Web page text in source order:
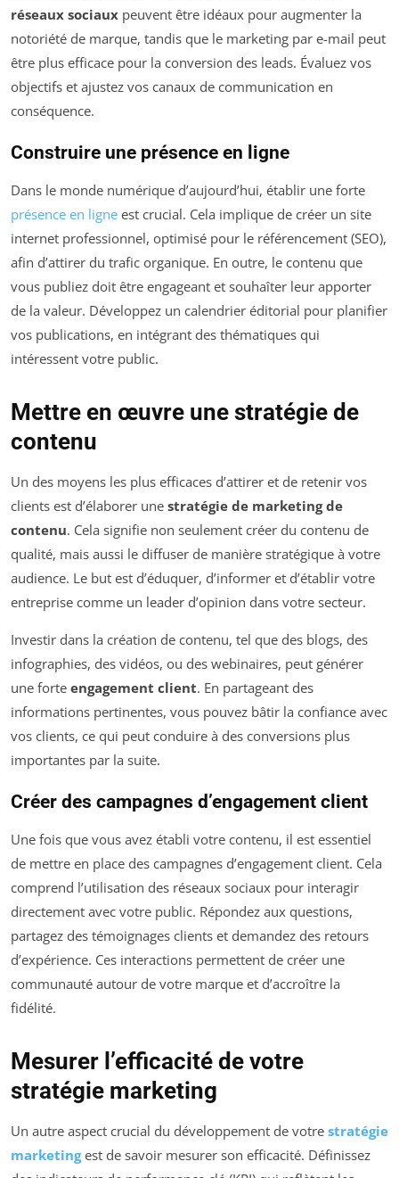
réseaux sociaux peuvent être idéaux pour augmenter la
notoriété de marque, tandis que le marketing par e-mail peut
être plus efficace pour la conversion des leads. Évaluez vos
objectifs et ajustez vos canaux de communication en
conséquence.
Construire une présence en ligne
Dans le monde numérique d’aujourd’hui, établir une forte
présence en ligne est crucial. Cela implique de créer un site
internet professionnel, optimisé pour le référencement (SEO),
afin d’attirer du trafic organique. En outre, le contenu que
vous publiez doit être engageant et souhaîter leur apporter
de la valeur. Développez un calendrier éditorial pour planifier
vos publications, en intégrant des thématiques qui
intéressent votre public.
Mettre en œuvre une stratégie de
contenu
Un des moyens les plus efficaces d’attirer et de retenir vos
clients est d’élaborer une stratégie de marketing de
contenu. Cela signifie non seulement créer du contenu de
qualité, mais aussi le diffuser de manière stratégique à votre
audience. Le but est d’éduquer, d’informer et d’établir votre
entreprise comme un leader d’opinion dans votre secteur.
Investir dans la création de contenu, tel que des blogs, des
infographies, des vidéos, ou des webinaires, peut générer
une forte engagement client. En partageant des
informations pertinentes, vous pouvez bâtir la confiance avec
vos clients, ce qui peut conduire à des conversions plus
importantes par la suite.
Créer des campagnes d’engagement client
Une fois que vous avez établi votre contenu, il est essentiel
de mettre en place des campagnes d’engagement client. Cela
comprend l’utilisation des réseaux sociaux pour interagir
directement avec votre public. Répondez aux questions,
partagez des témoignages clients et demandez des retours
d’expérience. Ces interactions permettent de créer une
communauté autour de votre marque et d’accroître la
fidélité.
Mesurer l’efficacité de votre
stratégie marketing
Un autre aspect crucial du développement de votre stratégie
marketingest de savoir mesurer son efficacité. Définissez